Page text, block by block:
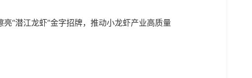
“潜江龙虾”金字招牌，推动小龙虾产业高质量